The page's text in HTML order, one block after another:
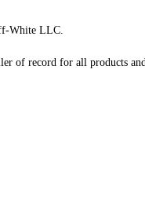
White LLC.
of record for all products